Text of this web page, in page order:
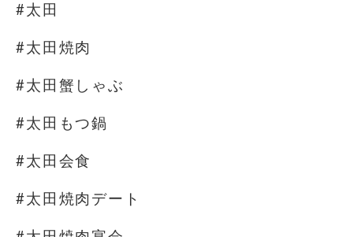
#太田
#太田焼肉
#太田蟹しゃぶ
#太田もつ鍋
#太田会食
#太田焼肉デート